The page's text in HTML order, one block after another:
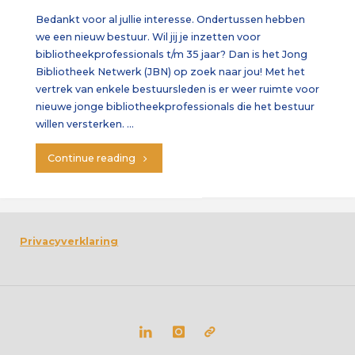
Bedankt voor al jullie interesse. Ondertussen hebben
we een nieuw bestuur. Wil jij je inzetten voor
bibliotheekprofessionals t/m 35 jaar? Dan is het Jong
Bibliotheek Netwerk (JBN) op zoek naar jou! Met het
vertrek van enkele bestuursleden is er weer ruimte voor
nieuwe jonge bibliotheekprofessionals die het bestuur
willen versterken. …
Continue reading"Jong
Privacyverklaring